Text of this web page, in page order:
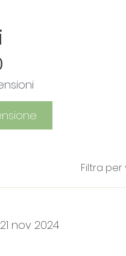
Filtra per
21 nov 2024